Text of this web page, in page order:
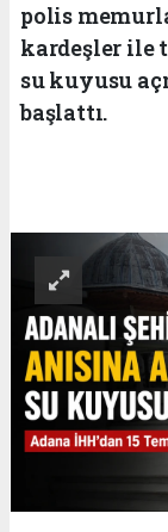
polis
kardeşler ile
su kuyusu
başlattı.